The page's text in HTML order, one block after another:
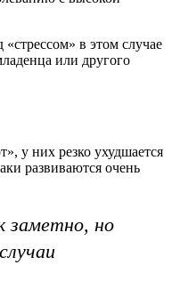
в этом случае
или другого
у них резко ухудшается
развиваются очень
заметно, но